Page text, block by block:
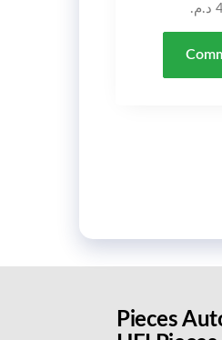
د.م.
Pieces